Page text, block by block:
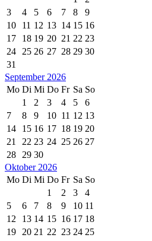
3
4 5 6 7 8
9
10
11 12 13 14 15 16
17
18 19 20 21 22 23
24 25 26 27 28 29 30
31
September 2026
Mo Di Mi Do Fr Sa So
1
2 3 4 5
6
7
8 9 10 11 12 13
14
15 16 17 18 19 20
21
22 23 24 25 26 27
28 29 30
Oktober 2026
Mo Di Mi Do Fr Sa So
1
2 3
4
5
6 7 8 9 10 11
12
13 14 15 16 17 18
19 20 21 22 23 24 25